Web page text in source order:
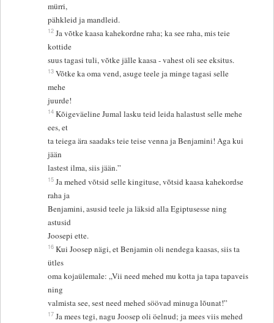
mürri,
pähkleid ja mandleid.
12 Ja võtke kaasa kahekordne raha; ka see raha, mis teie
kottide
suus tagasi tuli, võtke jälle kaasa - vahest oli see eksitus.
13 Võtke ka oma vend, asuge teele ja minge tagasi selle
mehe
juurde!
14 Kõigeväeline Jumal lasku teid leida halastust selle mehe
ees, et
ta teiega ära saadaks teie teise venna ja Benjamini! Aga kui
jään
lastest ilma, siis jään.”
15 Ja mehed võtsid selle kingituse, võtsid kaasa kahekordse
raha ja
Benjamini, asusid teele ja läksid alla Egiptusesse ning
astusid
Joosepi ette.
16 Kui Joosep nägi, et Benjamin oli nendega kaasas, siis ta
ütles
oma kojaülemale: „Vii need mehed mu kotta ja tapa tapaveis
ning
valmista see, sest need mehed söövad minuga lõunat!”
17 Ja mees tegi, nagu Joosep oli öelnud; ja mees viis mehed